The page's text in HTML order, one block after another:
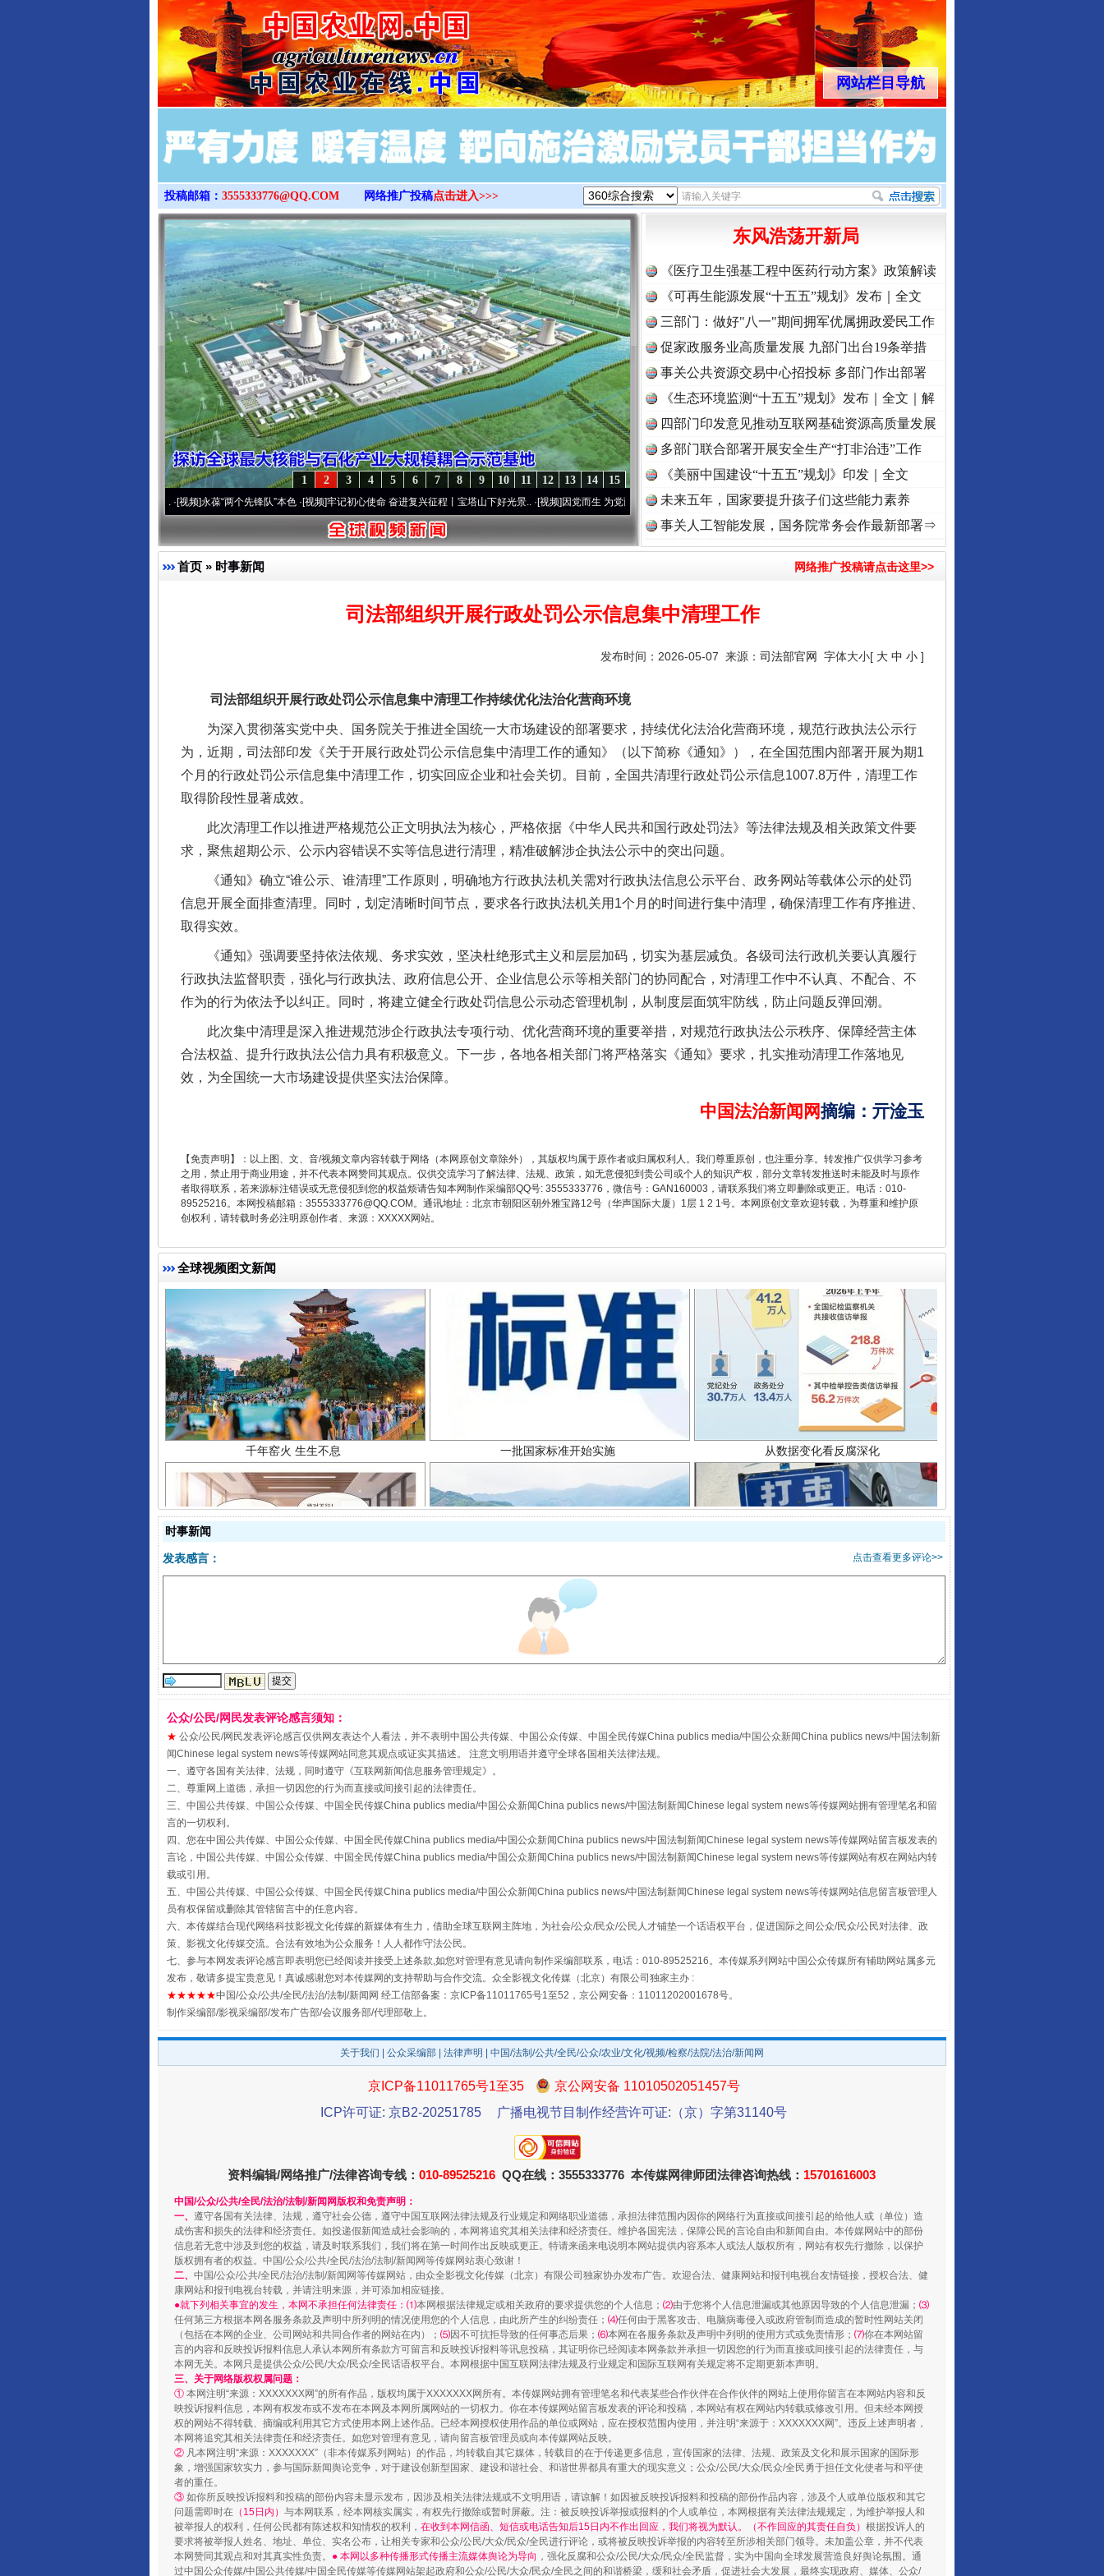
>
网站栏目导航
投稿邮箱： 3555333776@QQ.COM 网络推广投稿点击进入>>>
15
14
13
12
11
10
9
8
7
6
5
4
3
2
1
永葆“两个先锋队”本色·[视频]牢记初心使命 奋进复兴征程丨宝塔山下好光景..·[视频]因党而生 为党而战——百年“纪”事⑧加强纪律..·[视频]牢记初心使命 奋进复兴征程丨“转折之城”激荡..
东风浩荡开新局
《医疗卫生强基工程中医药行动方案》政策解读
《可再生能源发展“十五五”规划》发布｜全文
三部门：做好"八一"期间拥军优属拥政爱民工作
促家政服务业高质量发展 九部门出台19条举措
事关公共资源交易中心招投标 多部门作出部署
《生态环境监测“十五五”规划》发布｜全文｜解
读
四部门印发意见推动互联网基础资源高质量发展
多部门联合部署开展安全生产“打非治违”工作
《美丽中国建设“十五五”规划》印发｜全文
未来五年，国家要提升孩子们这些能力素养
事关人工智能发展，国务院常务会作最新部署⇒
首页 » 时事新闻 网络推广投稿请点击这里>>
司法部组织开展行政处罚公示信息集中清理工作
发布时间：2026-05-07 来源： 司法部官网 字体大小[ 大 中 小 ]
司法部组织开展行政处罚公示信息集中清理工作持续优化法治化营商环境
为深入贯彻落实党中央、国务院关于推进全国统一大市场建设的部署要求，持续优化法治化营商环境，规范行政执法公示行
为，近期，司法部印发《关于开展行政处罚公示信息集中清理工作的通知》（以下简称《通知》），在全国范围内部署开展为期1
个月的行政处罚公示信息集中清理工作，切实回应企业和社会关切。目前，全国共清理行政处罚公示信息1007.8万件，清理工作
取得阶段性显著成效。
此次清理工作以推进严格规范公正文明执法为核心，严格依据《中华人民共和国行政处罚法》等法律法规及相关政策文件要
求，聚焦超期公示、公示内容错误不实等信息进行清理，精准破解涉企执法公示中的突出问题。
《通知》确立“谁公示、谁清理”工作原则，明确地方行政执法机关需对行政执法信息公示平台、政务网站等载体公示的处罚
信息开展全面排查清理。同时，划定清晰时间节点，要求各行政执法机关用1个月的时间进行集中清理，确保清理工作有序推进、
取得实效。
《通知》强调要坚持依法依规、务求实效，坚决杜绝形式主义和层层加码，切实为基层减负。各级司法行政机关要认真履行
行政执法监督职责，强化与行政执法、政府信息公开、企业信息公示等相关部门的协同配合，对清理工作中不认真、不配合、不
作为的行为依法予以纠正。同时，将建立健全行政处罚信息公示动态管理机制，从制度层面筑牢防线，防止问题反弹回潮。
此次集中清理是深入推进规范涉企行政执法专项行动、优化营商环境的重要举措，对规范行政执法公示秩序、保障经营主体
合法权益、提升行政执法公信力具有积极意义。下一步，各地各相关部门将严格落实《通知》要求，扎实推动清理工作落地见
效，为全国统一大市场建设提供坚实法治保障。
中国法治新闻网摘编 ： 亓淦玉
【免责声明】：以上图、文、音/视频文章内容转载于网络（本网原创文章除外），其版权均属于原作者或归属权利人。我们尊重原创，也注重分享。转发推广仅供学习参考
之用，禁止用于商业用途，并不代表本网赞同其观点。仅供交流学习了解法律、法规、政策，如无意侵犯到贵公司或个人的知识产权，部分文章转发推送时未能及时与原作
者取得联系，若来源标注错误或无意侵犯到您的权益烦请告知本网制作采编部QQ号: 3555333776，微信号：GAN160003，请联系我们将立即删除或更正。电话：010-
89525216。本网投稿邮箱：3555333776@QQ.COM。通讯地址：北京市朝阳区朝外雅宝路12号（华声国际大厦）1层 1 2 1号。本网原创文章欢迎转载，为尊重和维护原
创权利，请转载时务必注明原创作者、来源：XXXXX网站。
全球视频图文新闻
东山县通报“牛蛙产品抗生素超标问题” 法徽映军营 权益有保障 让核能赋能千行百业
千年窑火 生生不息 一批国家标准开始实施 从数据变化看反腐深化
以产业富民促振兴
受贿1.44亿！段成刚被判无期
全民健身五年计划来了！等你上场 事关残疾人未来5年 让传统村落焕发生机
阿坝州三大球赛在茂县开幕 规模最大的光氢储一体化项目 走走走！国家喊你健身啦
国家大学科技园优化重塑工作 镜头丨大暑三秋近 山西：不断增强治理腐败综合效能
时事新闻
点击查看更多评论>>
发表感言：
公众/公民/网民发表评论感言须知：
★ 公众/公民/网民发表评论感言仅供网友表达个人看法，并不表明中国公共传媒、中国公众传媒、中国全民传媒China publics media/中国公众新闻China publics news/中国法制新
闻Chinese legal system news等传媒网站同意其观点或证实其描述。 注意文明用语并遵守全球各国相关法律法规。
一、遵守各国有关法律、法规，同时遵守《互联网新闻信息服务管理规定》。
二、尊重网上道德，承担一切因您的行为而直接或间接引起的法律责任。
三、中国公共传媒、中国公众传媒、中国全民传媒China publics media/中国公众新闻China publics news/中国法制新闻Chinese legal system news等传媒网站拥有管理笔名和留
言的一切权利。
四、您在中国公共传媒、中国公众传媒、中国全民传媒China publics media/中国公众新闻China publics news/中国法制新闻Chinese legal system news等传媒网站留言板发表的
言论，中国公共传媒、中国公众传媒、中国全民传媒China publics media/中国公众新闻China publics news/中国法制新闻Chinese legal system news等传媒网站有权在网站内转
载或引用。
五、中国公共传媒、中国公众传媒、中国全民传媒China publics media/中国公众新闻China publics news/中国法制新闻Chinese legal system news等传媒网站信息留言板管理人
员有权保留或删除其管辖留言中的任意内容。
六、本传媒结合现代网络科技影视文化传媒的新媒体有生力，借助全球互联网主阵地，为社会/公众/民众/公民人才铺垫一个话语权平台，促进国际之间公众/民众/公民对法律、政
策、影视文化传媒交流。合法有效地为公众服务！人人都作守法公民。
七、参与本网发表评论感言即表明您已经阅读并接受上述条款,如您对管理有意见请向制作采编部联系，电话：010-89525216。本传媒系列网站中国公众传媒所有辅助网站属多元
发布，敬请多提宝贵意见！真诚感谢您对本传媒网的支持帮助与合作交流。众全影视文化传媒（北京）有限公司独家主办 :
★★★★★中国/公众/公共/全民/法治/法制/新闻网 经工信部备案：京ICP备11011765号1至52，京公网安备：11011202001678号。
制作采编部/影视采编部/发布广告部/会议服务部/代理部敬上。
关于我们 公众采编部 法律声明 | 中国/法制/公共/全民/公众/农业/文化/视频/检察/法院/法治/新闻网
京ICP备11011765号1至35
京公网安备 11010502051457号
ICP许可证: 京B2-20251785
广播电视节目制作经营许可证:（京）字第31140号
资料编辑/网络推广/法律咨询专线： 010-89525216 QQ在线：3555333776 本传媒网律师团法律咨询热线： 15701616003
中国/公众/公共/全民/法治/法制/新闻网版权和免责声明：
一、 遵守各国有关法律、法规，遵守社会公德，遵守中国互联网法律法规及行业规定和网络职业道德，承担法律范围内因你的网络行为直接或间接引起的给他人或（单位）造
成伤害和损失的法律和经济责任。如投递假新闻造成社会影响的，本网将追究其相关法律和经济责任。维护各国宪法，保障公民的言论自由和新闻自由。本传媒网站中的部份
信息若无意中涉及到您的权益，请及时联系我们，我们将在第一时间作出反映或更正。特请来函来电说明本网站提供内容系本人或法人版权所有，网站有权先行撤除，以保护
版权拥有者的权益。中国/公众/公共/全民/法治/法制/新闻网等传媒网站衷心致谢！
二、 中国/公众/公共/全民/法治/法制/新闻网等传媒网站，由众全影视文化传媒（北京）有限公司独家协办发布广告。欢迎合法、健康网站和报刊电视台友情链接，授权合法、健
康网站和报刊电视台转载，并请注明来源，并可添加相应链接。
●就下列相关事宜的发生，本网不承担任何法律责任：⑴本网根据法律规定或相关政府的要求提供您的个人信息； ⑵由于您将个人信息泄漏或其他原因导致的个人信息泄漏； ⑶
任何第三方根据本网各服务条款及声明中所列明的情况使用您的个人信息，由此所产生的纠纷责任； ⑷任何由于黑客攻击、电脑病毒侵入或政府管制而造成的暂时性网站关闭
（包括在本网的企业、公司网站和共同合作者的网站在内）； ⑸因不可抗拒导致的任何事态后果； ⑹本网在各服务条款及声明中列明的使用方式或免责情形； ⑺你在本网站留
言的内容和反映投诉报料信息人承认本网所有条款方可留言和反映投诉报料等讯息投稿，其证明你已经阅读本网条款并承担一切因您的行为而直接或间接引起的法律责任，与
本网无关。本网只是提供公众/公民/大众/民众/全民话语权平台。本网根据中国互联网法律法规及行业规定和国际互联网有关规定将不定期更新本声明。
三、关于网络版权权属问题：
① 本网注明“来源：XXXXXXX网”的所有作品，版权均属于XXXXXXX网所有。本传媒网站拥有管理笔名和代表某些合作伙伴在合作伙伴的网站上使用你留言在本网站内容和反
映投诉报料信息，本网有权发布或不发布在本网及本网所属网站的一切权力。你在本传媒网站留言板发表的评论和投稿，本网站有权在网站内转载或修改引用。但未经本网授
权的网站不得转载、摘编或利用其它方式使用本网上述作品。已经本网授权使用作品的单位或网站，应在授权范围内使用，并注明“来源于：XXXXXXX网”。违反上述声明者，
本网将追究其相关法律责任和经济责任。如您对管理有意见，请向留言板管理员或向本传媒网站反映。
② 凡本网注明“来源：XXXXXXX”（非本传媒系列网站）的作品，均转载自其它媒体，转载目的在于传递更多信息，宣传国家的法律、法规、政策及文化和展示国家的国际形
象，增强国家软实力，参与国际新闻舆论竞争，对于建设创新型国家、建设和谐社会、和谐世界都具有重大的现实意义；公众/公民/大众/民众/全民勇于担任文化使者与和平使
者的重任。
③ 如你所反映投诉报料和投稿的部份内容未显示发布，因涉及相关法律法规或不文明用语，请谅解！如因被反映投诉报料和投稿的部份作品内容，涉及个人或单位版权和其它
问题需即时在 （15日内） 与本网联系，经本网核实属实，有权先行撤除或暂时屏蔽。注：被反映投诉举报或报料的个人或单位，本网根据有关法律法规规定，为维护举报人和
被举报人的权利，任何公民都有陈述权和知情权的权利， 在收到本网信函、短信或电话告知后15日内不作出回应，我们将视为默认。（不作回应的其责任自负） 根据投诉人的
要求将被举报人姓名、地址、单位、实名公布，让相关专家和公众/公民/大众/民众/全民进行评论，或将被反映投诉举报的内容转至所涉相关部门领导。未加盖公章，并不代表
本网赞同其观点和对其真实性负责。 ● 本网以多种传播形式传播主流媒体舆论为导向 ，强化反腐和公众/公民/大众/民众/全民监督，实为中国向全球发展营造良好舆论氛围。通
过中国公众传媒/中国公共传媒/中国全民传媒等传媒网站架起政府和公众/公民/大众/民众/全民之间的和谐桥梁，缓和社会矛盾，促进社会大发展，最终实现政府、媒体、公众/